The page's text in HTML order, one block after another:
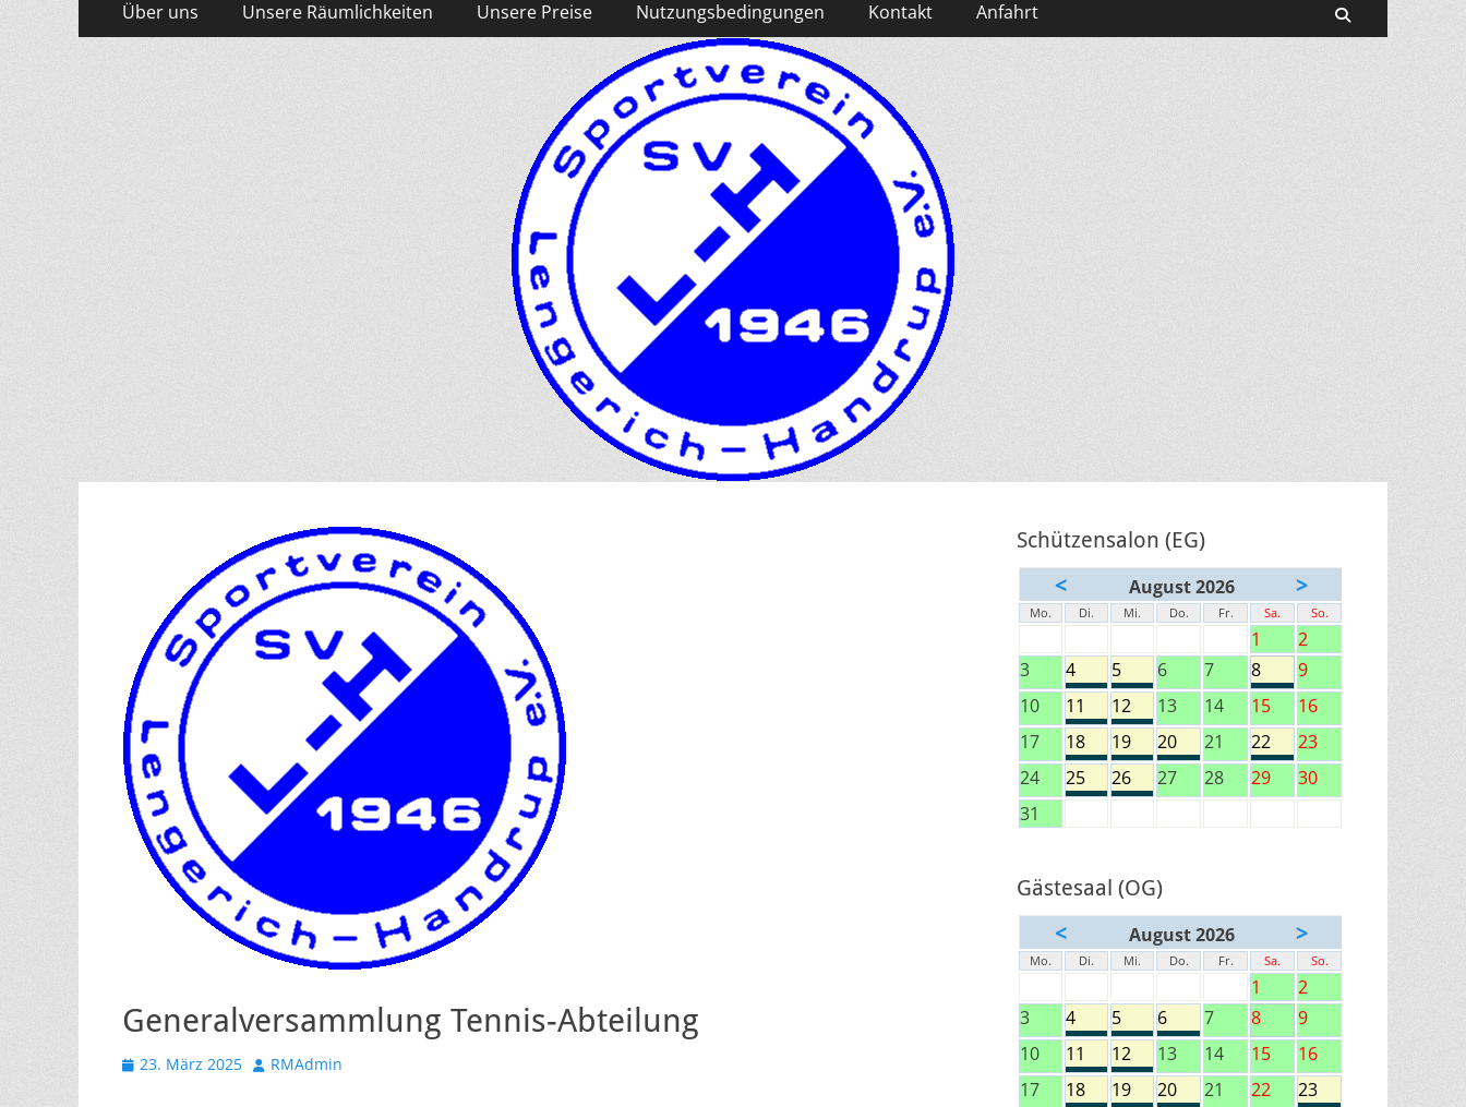
Menü
Inhalt
Über uns Unsere Räumlichkeiten Unsere Preise Nutzungsbedingungen Kontakt Anfahrt
Generalversammlung Tennis-Abteilung
Veröffentlicht
23. März 2025 AutorRMAdmin
Schützensalon (EG)
< August 2026 >
Mo. Di. Mi. Do. Fr. Sa. So.
1
2
3
4 5 6 7 8
9
10
11 12 13 14 15
16
17
18 19 20 21 22
23
24
25 26 27 28 29
30
31
Gästesaal (OG)
< August 2026 >
Mo. Di. Mi. Do. Fr. Sa. So.
1
2
3
4 5 6 7 8
9
10
11 12 13 14 15
16
17
18 19 20 21 22
23